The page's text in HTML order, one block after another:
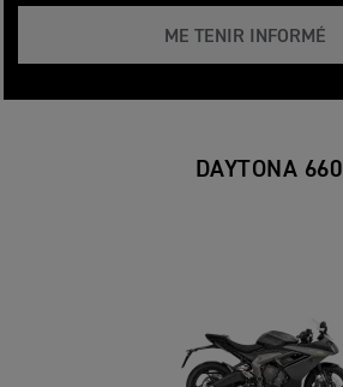
ME TENIR INFORMÉ
DAYTONA 660